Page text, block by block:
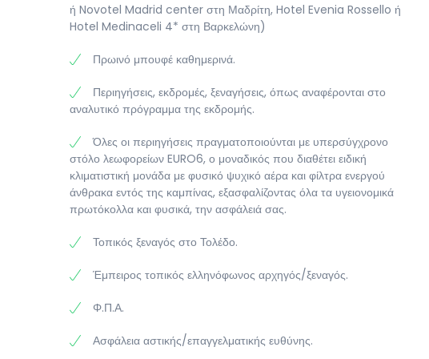
ή Novotel Madrid center στη Μαδρίτη, Hotel Evenia Rossello ή
Hotel Medinaceli 4* στη Βαρκελώνη)
Πρωινό μπουφέ καθημερινά.
Περιηγήσεις, εκδρομές, ξεναγήσεις, όπως αναφέρονται στο
αναλυτικό πρόγραμμα της εκδρομής.
Όλες οι περιηγήσεις πραγματοποιούνται με υπερσύγχρονο
στόλο λεωφορείων EURO6, ο μοναδικός που διαθέτει ειδική
κλιματιστική μονάδα με φυσικό ψυχικό αέρα και φίλτρα ενεργού
άνθρακα εντός της καμπίνας, εξασφαλίζοντας όλα τα υγειονομικά
πρωτόκολλα και φυσικά, την ασφάλειά σας.
Τοπικός ξεναγός στο Τολέδο.
Έμπειρος τοπικός ελληνόφωνος αρχηγός/ξεναγός.
Φ.Π.Α.
Ασφάλεια αστικής/επαγγελματικής ευθύνης.